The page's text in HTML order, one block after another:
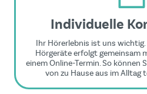
Individuelle
Ihr Hörerlebnis ist uns
Hörgeräte erfolgt gemeinsam
einem Online-Termin. So können
von zu Hause aus im Alltag